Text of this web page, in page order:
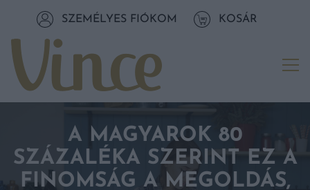
Tovább a tartalomhozSZEMÉLYES FIÓKOM KOSÁR
A MAGYAROK 80
SZÁZALÉKA SZERINT EZ A
FINOMSÁG A MEGOLDÁS,